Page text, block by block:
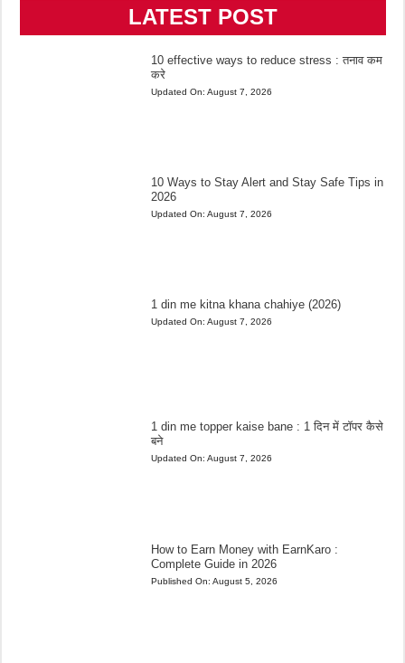
LATEST POST
10 effective ways to reduce stress : तनाव कम
करे
Updated On: August 7, 2026
10 Ways to Stay Alert and Stay Safe Tips in
2026
Updated On: August 7, 2026
1 din me kitna khana chahiye (2026)
Updated On: August 7, 2026
1 din me topper kaise bane : 1 दिन में टॉपर कैसे
बने
Updated On: August 7, 2026
How to Earn Money with EarnKaro :
Complete Guide in 2026
Published On: August 5, 2026